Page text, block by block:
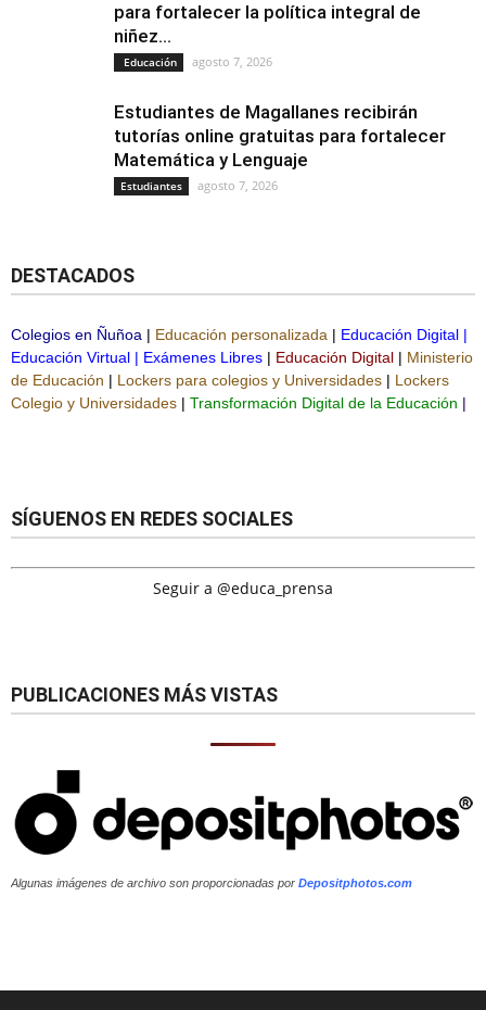
para fortalecer la política integral de
niñez...
Educación agosto 7, 2026
Estudiantes de Magallanes recibirán
tutorías online gratuitas para fortalecer
Matemática y Lenguaje
Estudiantes agosto 7, 2026
DESTACADOS
Colegios en Ñuñoa | Educación personalizada | Educación Digital |
Educación Virtual | Exámenes Libres | Educación Digital | Ministerio
de Educación | Lockers para colegios y Universidades | Lockers
Colegio y Universidades | Transformación Digital de la Educación |
SÍGUENOS EN REDES SOCIALES
Seguir a @educa_prensa
PUBLICACIONES MÁS VISTAS
Algunas imágenes de archivo son proporcionadas por Depositphotos.com